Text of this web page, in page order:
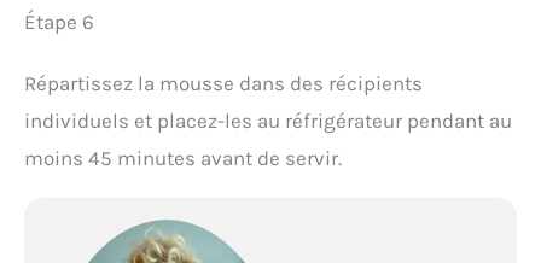
Étape 6
Répartissez la mousse dans des récipients
individuels et placez-les au réfrigérateur pendant au
moins 45 minutes avant de servir.